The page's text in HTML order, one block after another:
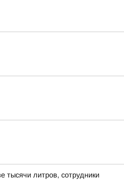
литров, сотрудники